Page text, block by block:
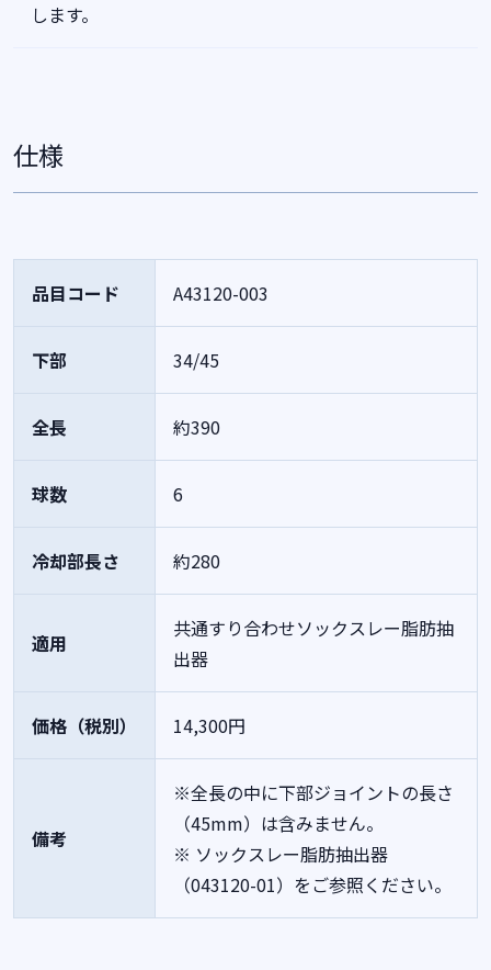
します。
仕様
品目コード A43120-003
下部 34/45
全長 約390
球数 6
冷却部長さ 約280
適用
共通すり合わせソックスレー脂肪抽
出器
価格（税別） 14,300円
備考
※全長の中に下部ジョイントの長さ
（45mm）は含みません。
※ ソックスレー脂肪抽出器
（043120-01）をご参照ください。